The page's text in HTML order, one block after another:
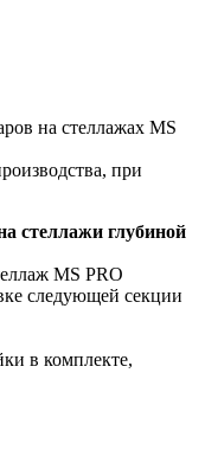
на стеллажах MS
при
стеллажи глубиной
MS PRO
следующей секции
в комплекте,